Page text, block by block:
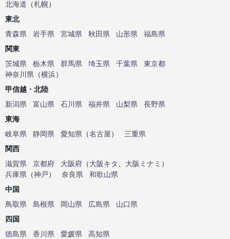
北海道 （札幌）
東北
青森県
岩手県 宮城県 秋田県 山形県
福島県
関東
茨城県
栃木県 群馬県 埼玉県 千葉県
東京都
神奈川県 （横浜）
甲信越・北陸
新潟県
富山県 石川県 福井県 山梨県
長野県
東海
岐阜県
静岡県 愛知県 （名古屋）
三重県
関西
滋賀県
京都府 大阪府 （大阪キタ 大阪ミナミ ）
兵庫県 （神戸） 奈良県
和歌山県
中国
鳥取県
島根県 岡山県 広島県
山口県
四国
徳島県
香川県 愛媛県
高知県